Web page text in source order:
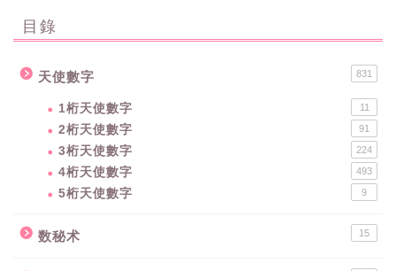
目錄
天使數字 831
1桁天使數字 11
2桁天使數字 91
3桁天使數字 224
4桁天使數字 493
5桁天使數字 9
数秘术 15